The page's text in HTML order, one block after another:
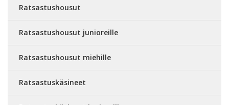
Ratsastushousut
Ratsastushousut junioreille
Ratsastushousut miehille
Ratsastuskäsineet